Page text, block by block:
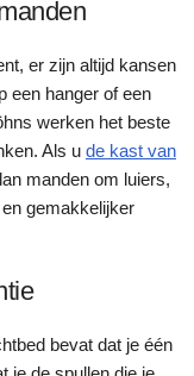
er zijn altijd kansen
een hanger of een
werken het beste
Als u de kast van
manden om luiers,
gemakkelijker
bevat dat je één